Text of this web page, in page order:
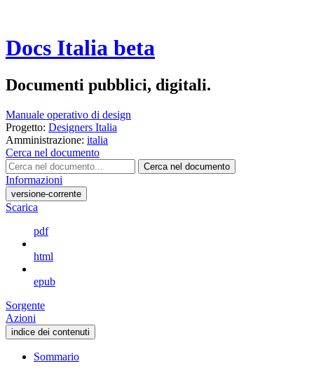
Docs Italia beta
Documenti pubblici, digitali.
Manuale operativo di design
Progetto: Designers Italia
Amministrazione: italia
Cerca nel documento
Cerca nel documento
Informazioni
versione-corrente
Scarica
pdf
html
epub
Sorgente
Azioni
indice dei contenuti
Sommario